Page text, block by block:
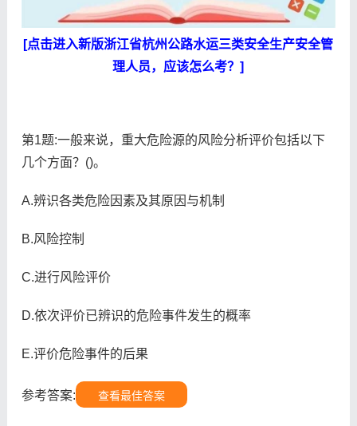
[点击进入新版浙江省杭州公路水运三类安全生产安全管
理人员，应该怎么考？]
第1题:一般来说，重大危险源的风险分析评价包括以下
几个方面？()。
A.辨识各类危险因素及其原因与机制
B.风险控制
C.进行风险评价
D.依次评价已辨识的危险事件发生的概率
E.评价危险事件的后果
参考答案: 查看最佳答案